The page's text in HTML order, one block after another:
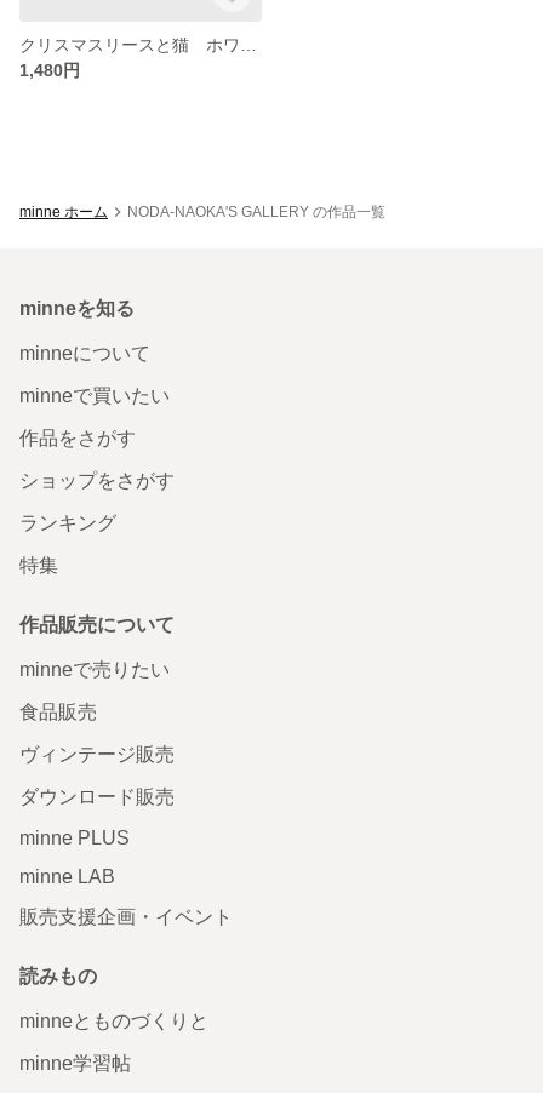
1,480円
minne ホーム NODA-NAOKA'S GALLERY の作品一覧
minneを知る
minneについて
minneで買いたい
作品をさがす
ショップをさがす
ランキング
特集
作品販売について
minneで売りたい
食品販売
ヴィンテージ販売
ダウンロード販売
minne PLUS
minne LAB
販売支援企画・イベント
読みもの
minneとものづくりと
minne学習帖